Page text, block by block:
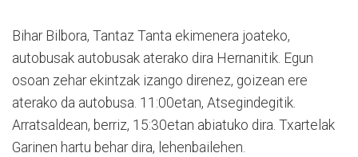
Bihar Bilbora, Tantaz Tanta ekimenera joateko,
autobusak autobusak aterako dira Hernanitik. Egun
osoan zehar ekintzak izango direnez, goizean ere
aterako da autobusa. 11:00etan, Atsegindegitik.
Arratsaldean, berriz, 15:30etan abiatuko dira. Txartelak
Garinen hartu behar dira, lehenbailehen.